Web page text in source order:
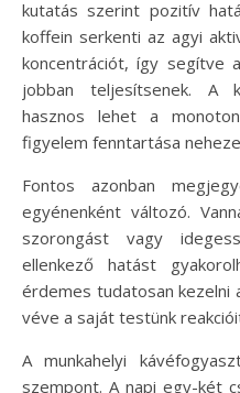
kutatás szerint pozitív
koffein serkenti az agyi
koncentrációt, így segítve
jobban teljesítsenek. A
hasznos lehet a
figyelem fenntartása
Fontos azonban
egyénenként változó.
szorongást vagy
ellenkező hatást
érdemes tudatosan kezelni
véve a saját testünk
A munkahelyi
szempont. A napi egy-két